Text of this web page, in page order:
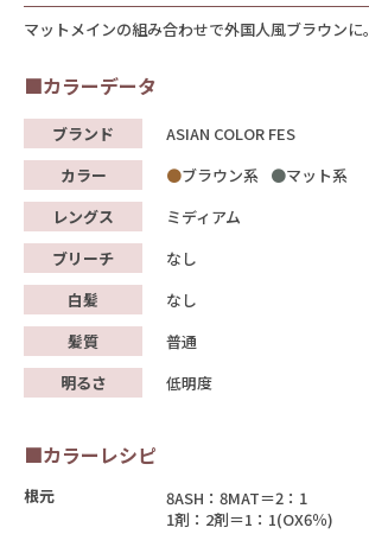
マットメインの組み合わせで外国人風ブラウンに。
■カラーデータ
ブランド
ASIAN COLOR FES
カラー
ブラウン系
マット系
レングス
ミディアム
ブリーチ
なし
白髪
なし
髪質
普通
明るさ
低明度
■カラーレシピ
根元
8ASH：8MAT＝2：1
1剤：2剤＝1：1(OX6％)